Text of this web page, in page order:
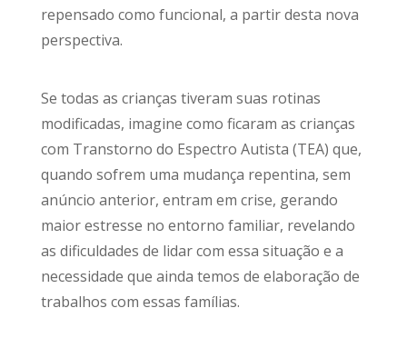
repensado como funcional, a partir desta nova
perspectiva.
Se todas as crianças tiveram suas rotinas
modificadas, imagine como ficaram as crianças
com Transtorno do Espectro Autista (TEA) que,
quando sofrem uma mudança repentina, sem
anúncio anterior, entram em crise, gerando
maior estresse no entorno familiar, revelando
as dificuldades de lidar com essa situação e a
necessidade que ainda temos de elaboração de
trabalhos com essas famílias.